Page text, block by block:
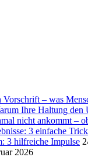
Vorschrift – was
Ihre Haltung den
nicht ankommt –
3 einfache
3 hilfreiche Impulse
2026